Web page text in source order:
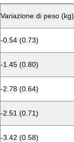
Variazione di peso (kg)
-0.54 (0.73)
-1.45 (0.80)
-2.78 (0.64)
-2.51 (0.71)
-3.42 (0.58)